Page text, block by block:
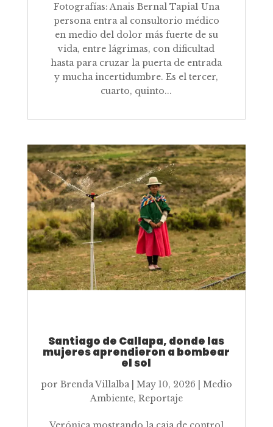
Fotografías: Anais Bernal Tapia1 Una
persona entra al consultorio médico
en medio del dolor más fuerte de su
vida, entre lágrimas, con dificultad
hasta para cruzar la puerta de entrada
y mucha incertidumbre. Es el tercer,
cuarto, quinto...
Santiago de Callapa, donde las
mujeres aprendieron a bombear
el sol
por Brenda Villalba| May 10, 2026
Medio
Ambiente, Reportaje